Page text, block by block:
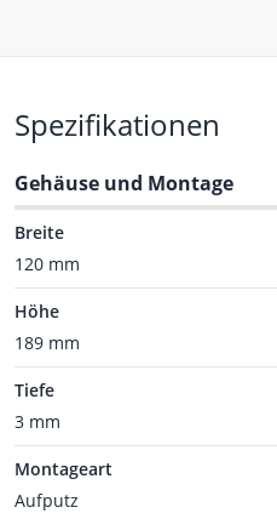
Spezifikationen
Gehäuse und Montage
Breite
120 mm
Höhe
189 mm
Tiefe
3 mm
Montageart
Aufputz